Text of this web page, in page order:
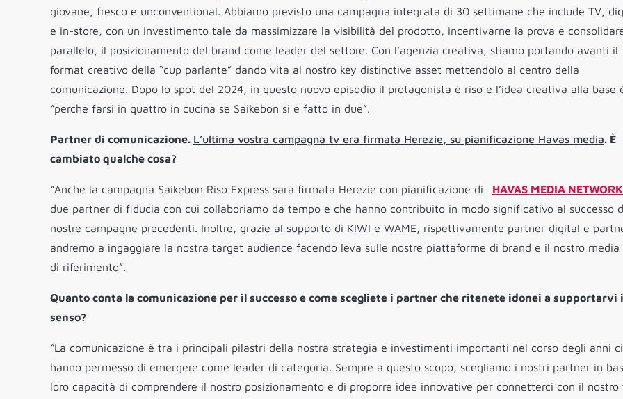
giovane, fresco e unconventional. Abbiamo previsto una campagna integrata di 30 settimane che include TV,
e in-store, con un investimento tale da massimizzare la visibilità del prodotto, incentivarne la prova e
parallelo, il posizionamento del brand come leader del settore. Con l’agenzia creativa, stiamo portando avanti il
format creativo della “cup parlante” dando vita al nostro key distinctive asset mettendolo al centro della
comunicazione. Dopo lo spot del 2024, in questo nuovo episodio il protagonista è riso e l’idea creativa alla base
“perché farsi in quattro in cucina se Saikebon si è fatto in due”.
Partner di comunicazione. L’ultima vostra campagna tv era firmata Herezie, su pianificazione Havas media. È
cambiato qualche cosa?
“Anche la campagna Saikebon Riso Express sarà firmata Herezie con pianificazione di
HAVAS MEDIA NETWORK
due partner di fiducia con cui collaboriamo da tempo e che hanno contribuito in modo significativo al successo
nostre campagne precedenti. Inoltre, grazie al supporto di KIWI e WAME, rispettivamente partner digital e
andremo a ingaggiare la nostra target audience facendo leva sulle nostre piattaforme di brand e il nostro
di riferimento”.
Quanto conta la comunicazione per il successo e come scegliete i partner che ritenete idonei a supportarvi
senso?
“La comunicazione è tra i principali pilastri della nostra strategia e investimenti importanti nel corso degli anni ci
hanno permesso di emergere come leader di categoria. Sempre a questo scopo, scegliamo i nostri partner in
loro capacità di comprendere il nostro posizionamento e di proporre idee innovative per connetterci con il